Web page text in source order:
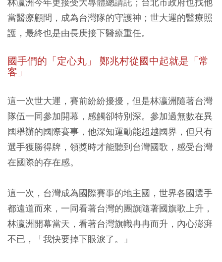
林瀛洲今年更接受大專體總請託；台北市政府也找他
當醫療顧問，成為台灣隊的守護神；世大運的醫療照
護，最終也是由長庚接下醫療重任。
國手們的「定心丸」 鄭兆村從國中起就是「常
客」
這一次世大運，賽前紛紛擾擾，但是林瀛洲隨著台灣
隊伍一同參加開幕，感觸卻特別深。參加過無數在異
國舉辦的國際賽事，他深知運動能超越國界，但只有
選手獲勝得牌，領獎時才能聽到台灣國歌，感受台灣
在國際的存在感。
這一次，台灣成為國際賽事的地主國，世界各國選手
都遠道而來，一同看著台灣的團旗隨著國旗歌上升，
林瀛洲開幕當天，看著台灣旗幟冉冉而升，內心澎湃
不已，「我快要掉下眼淚了。」